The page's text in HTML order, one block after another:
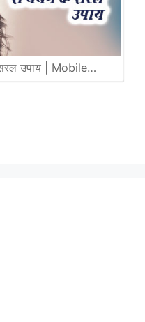
उपाय | Mobile…